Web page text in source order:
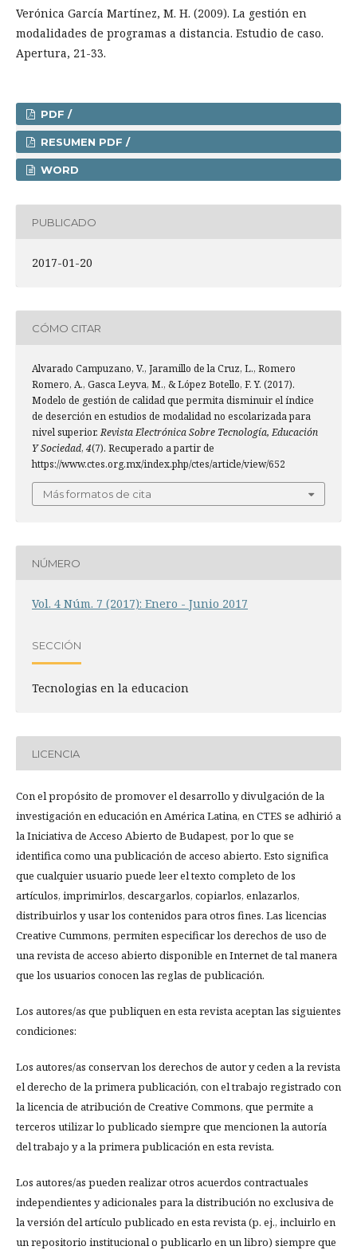
Verónica García Martínez, M. H. (2009). La gestión en
modalidades de programas a distancia. Estudio de caso.
Apertura, 21-33.
PDF /
RESUMEN PDF /
WORD
PUBLICADO
2017-01-20
CÓMO CITAR
Alvarado Campuzano, V., Jaramillo de la Cruz, L., Romero
Romero, A., Gasca Leyva, M., & López Botello, F. Y. (2017).
Modelo de gestión de calidad que permita disminuir el índice
de deserción en estudios de modalidad no escolarizada para
nivel superior.Revista Electrónica Sobre Tecnología, Educación
Y Sociedad, 4(7). Recuperado a partir de
https://www.ctes.org.mx/index.php/ctes/article/view/652
Más formatos de cita
NÚMERO
Vol. 4 Núm. 7 (2017): Enero - Junio 2017
SECCIÓN
Tecnologias en la educacion
LICENCIA
Con el propósito de promover el desarrollo y divulgación de la
investigación en educación en América Latina, en CTES se adhirió a
la Iniciativa de Acceso Abierto de Budapest, por lo que se
identifica como una publicación de acceso abierto. Esto significa
que cualquier usuario puede leer el texto completo de los
artículos, imprimirlos, descargarlos, copiarlos, enlazarlos,
distribuirlos y usar los contenidos para otros fines. Las licencias
Creative Cummons, permiten especificar los derechos de uso de
una revista de acceso abierto disponible en Internet de tal manera
que los usuarios conocen las reglas de publicación.
Los autores/as que publiquen en esta revista aceptan las siguientes
condiciones:
Los autores/as conservan los derechos de autor y ceden a la revista
el derecho de la primera publicación, con el trabajo registrado con
la licencia de atribución de Creative Commons, que permite a
terceros utilizar lo publicado siempre que mencionen la autoría
del trabajo y a la primera publicación en esta revista.
Los autores/as pueden realizar otros acuerdos contractuales
independientes y adicionales para la distribución no exclusiva de
la versión del artículo publicado en esta revista (p. ej., incluirlo en
un repositorio institucional o publicarlo en un libro) siempre que